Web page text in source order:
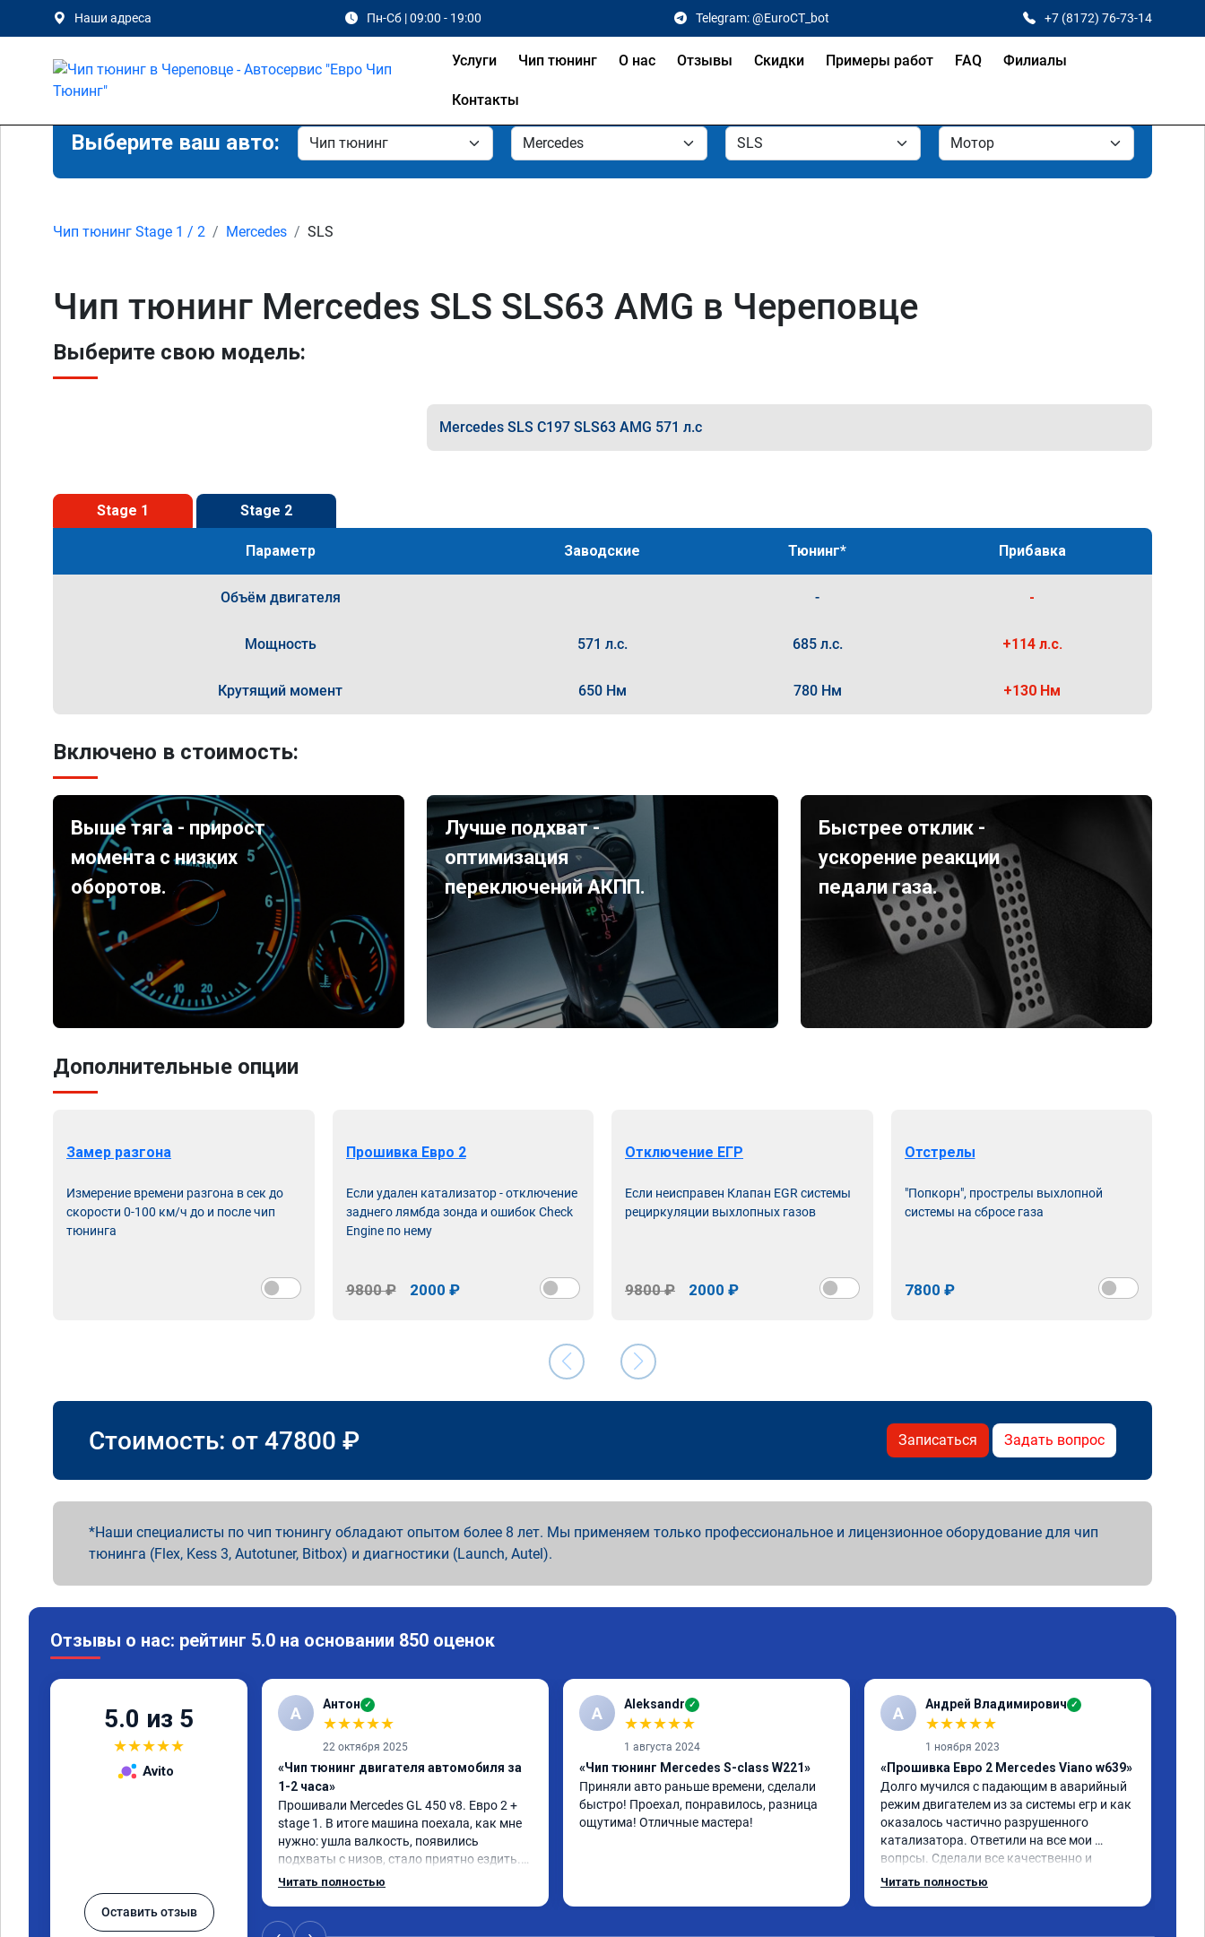
Наши адреса Пн-Сб | 09:00 - 19:00 Telegram: @EuroCT_bot +7 (8172) 76-73-14
Услуги Чип тюнинг О нас Отзывы Скидки Примеры работ FAQ Филиалы
Контакты
Выберите ваш авто:
Чип тюнинг Stage 1 / 2 Mercedes SLS
Чип тюнинг Mercedes SLS SLS63 AMG в Череповце
Выберите свою модель:
Mercedes SLS C197 SLS63 AMG 571 л.с
Stage 1 Stage 2
Параметр Заводские Тюнинг* Прибавка
Объём двигателя - -
Мощность 571 л.с. 685 л.с. +114 л.с.
Крутящий момент 650 Нм 780 Нм +130 Нм
Включено в стоимость:
Выше тяга - прирост
момента с низких
оборотов.
Лучше подхват -
оптимизация
переключений АКПП.
Быстрее отклик -
ускорение реакции
педали газа.
Дополнительные опции
Замер разгона
Измерение времени разгона в сек до
скорости 0-100 км/ч до и после чип
тюнинга
Прошивка Евро 2
Если удален катализатор - отключение
заднего лямбда зонда и ошибок Check
Engine по нему
9800 ₽ 2000 ₽
Отключение ЕГР
Если неисправен Клапан EGR системы
рециркуляции выхлопных газов
9800 ₽ 2000 ₽
Отстрелы
"Попкорн", прострелы выхлопной
системы на сбросе газа
7800 ₽
Стоимость: от 47800 ₽ Записаться Задать вопрос
Наши специалисты по чип тюнингу обладают опытом более 8 лет. Мы применяем только профессиональное и лицензионное оборудование для чип
тюнинга (Flex, Kess 3, Autotuner, Bitbox) и диагностики (Launch, Autel).
Отзывы о нас: рейтинг 5.0 на основании 850 оценок
5.0 из 5
★★★★★
Avito
Оставить отзыв
А Антон ✓
★★★★★
22 октября 2025
«Чип тюнинг двигателя автомобиля за
1-2 часа»
Прошивали Mercedes GL 450 v8. Евро 2 +
stage 1. В итоге машина поехала, как мне
нужно: ушла валкость, появились
подхваты с низов, стало приятно ездить.
Одни из лучших трат, в авто! 🔥
Читать полностью
A Aleksandr ✓
★★★★★
1 августа 2024
«Чип тюнинг Mercedes S-class W221»
Приняли авто раньше времени, сделали
быстро! Проехал, понравилось, разница
ощутима! Отличные мастера!
А Андрей Владимирович ✓
★★★★★
1 ноября 2023
«Прошивка Евро 2 Mercedes Viano w639»
Долго мучился с падающим в аварийный
режим двигателем из за системы егр и как
оказалось частично разрушенного
катализатора. Ответили на все мои
вопрсы. Сделали все качественно и
несмотря на конец рабочего дня
Читать полностью